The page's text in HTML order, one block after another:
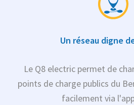
Un réseau digne
Le Q8 electric permet de
points de charge publics du
facilement via